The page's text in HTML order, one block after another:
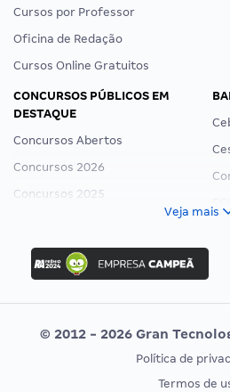
Cursos por Professor
Oficina de Redação
Cursos Online Gratuitos
CONCURSOS PÚBLICOS EM
DESTAQUE
Concursos Abertos
Concursos 2026
Concursos 2025
Concurso Ibama
Concurso MPU
Editais publicados
CONCURSOS POR PROFISSÃO
Veja mais
© 2012 - 2026 Gran
Política de
Termos de